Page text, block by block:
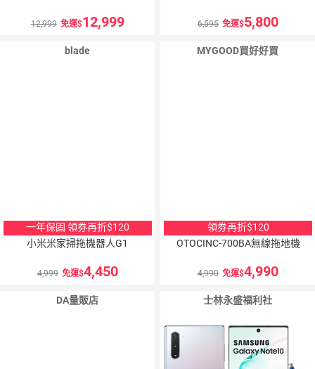
12,999 免運 12,999 6,595 免運 5,800
blade
一年保固 領券再折$120
小米米家掃拖機器人G1
4,999 免運 4,450
MYGOOD買好好買
領券再折$120
OTOCINC-700BA無線拖地機
4,990 免運 4,990
DA量販店 士林永盛福利社